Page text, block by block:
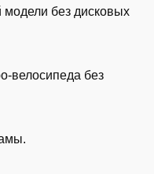
без дисковых
велосипеда без